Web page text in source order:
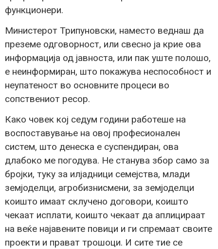
функционери.
Министерот Трипуновски, наместо веднаш да
преземе одговорност, или свесно ја крие ова
информација од јавноста, или пак уште полошо,
е неинформиран, што покажува неспособност и
неупатеност во основните процеси во
сопствениот ресор.
Како човек кој седум години работеше на
воспоставување на овој професионален
систем, што денеска е суспендиран, ова
длабоко ме погодува. Не станува збор само за
бројки, туку за илјадници семејства, млади
земјоделци, агробизнисмени, за земјоделци
коишто имаат склучено договори, коишто
чекаат исплати, коишто чекаат да аплицираат
на веќе најавените повици и ги спремаат своите
проекти и прават трошоци. И сите тие се